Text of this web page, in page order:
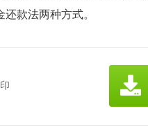
款法两种方式。